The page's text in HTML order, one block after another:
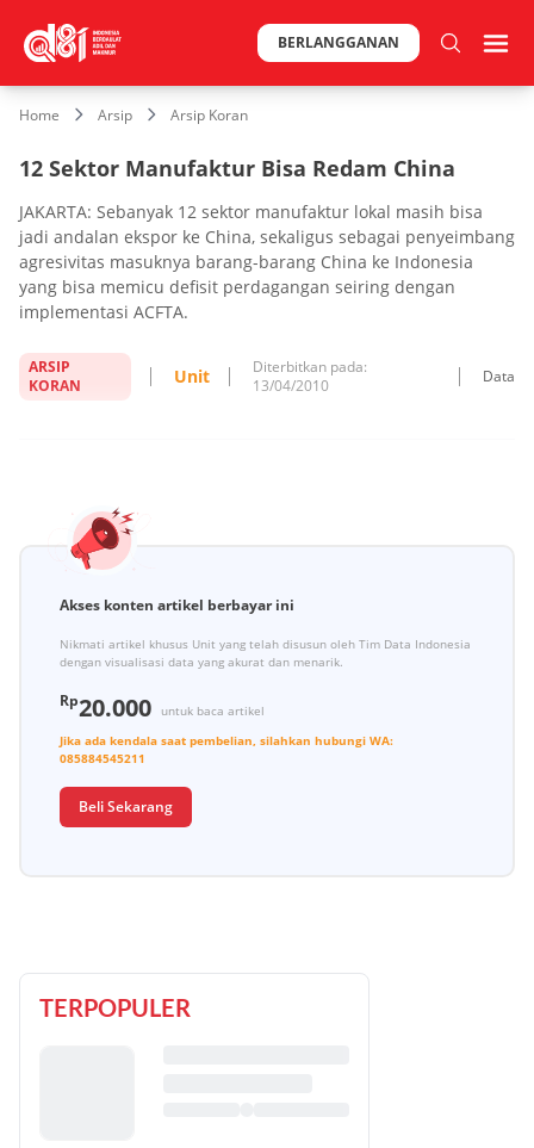
BERLANGGANAN
Home Arsip Arsip Koran
12 Sektor Manufaktur Bisa Redam China
JAKARTA: Sebanyak 12 sektor manufaktur lokal masih bisa
jadi andalan ekspor ke China, sekaligus sebagai penyeimbang
agresivitas masuknya barang-barang China ke Indonesia
yang bisa memicu defisit perdagangan seiring dengan
implementasi ACFTA.
ARSIP
KORAN
Unit
Diterbitkan pada:
13/04/2010
Data
Akses konten artikel berbayar ini
Nikmati artikel khusus Unit yang telah disusun oleh Tim Data Indonesia
dengan visualisasi data yang akurat dan menarik.
Rp20.000
untuk baca artikel
Jika ada kendala saat pembelian, silahkan hubungi WA:
085884545211
Beli Sekarang
TERPOPULER